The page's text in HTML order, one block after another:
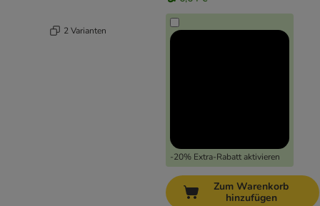
2 Varianten
-20% Extra-Rabatt aktivieren
Zum Warenkorb
hinzufügen